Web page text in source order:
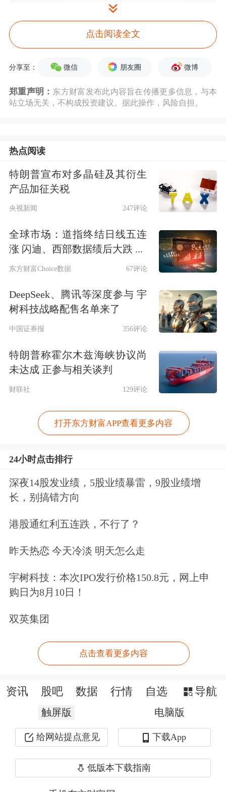
图片来源：比亚迪保险微信公众号
记者致电比亚迪保险客服电话了解到，
分阶段逐步在广东、陕西、山东（不含
青岛）、安徽、江西、河南和湖南等地
作为国内新能源汽车头部企业，比亚迪
进军车险领域，让外界对新能源车险提
质降费有了较大期待。“比亚迪进入汽
车保险，对行业来说是好事，提高效
率、降低成本，让新能源汽车保险绿色
发展。”比亚迪董事长王传福在日前召
开的比亚迪股东大会上表示。
新能源汽车行业专家杨伟斌在接受记者
采访时也分析认为，传统保险中间代理
很多中间环节，节省开支，把新能源汽
记者发现，通过“比亚迪保险”车险投保
入口，车主可在其官微上自主选购投
保，目前开放区域为安徽、江西、山东
（不含青岛）、河南、湖南、广东、陕
西在内的7个省份，线上仅支持10座以
下非营运类私家车投保。
点击阅读全文
分享至： 微信 朋友圈 微博
郑重声明： 东方财富发布此内容旨在传播更多信息，与本
站立场无关，不构成投资建议。据此操作，风险自担。
热点阅读
特朗普宣布对多晶硅及其衍生
产品加征关税
央视新闻 247评论
全球市场：道指终结日线五连
涨 闪迪、西部数据绩后大跌 ...
东方财富Choice数据 67评论
DeepSeek、腾讯等深度参与 宇
树科技战略配售名单来了
中国证券报 356评论
特朗普称霍尔木兹海峡协议尚
未达成 正参与相关谈判
财联社 129评论
打开东方财富APP查看更多内容
24小时点击排行
深夜14股发业绩，5股业绩暴雷，9股业绩增
长，别搞错方向
港股通红利五连跌，不行了？
昨天热恋 今天冷淡 明天怎么走
宇树科技：本次IPO发行价格150.8元，网上申
购日为8月10日！
双英集团
点击查看更多内容
资讯 股吧 数据 行情 自选 导航
触屏版 电脑版
给网站提点意见 下载App
低版本下载指南